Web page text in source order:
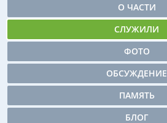
О ЧАСТИ
СЛУЖИЛИ
ФОТО
ОБСУЖДЕНИЕ
ПАМЯТЬ
БЛОГ